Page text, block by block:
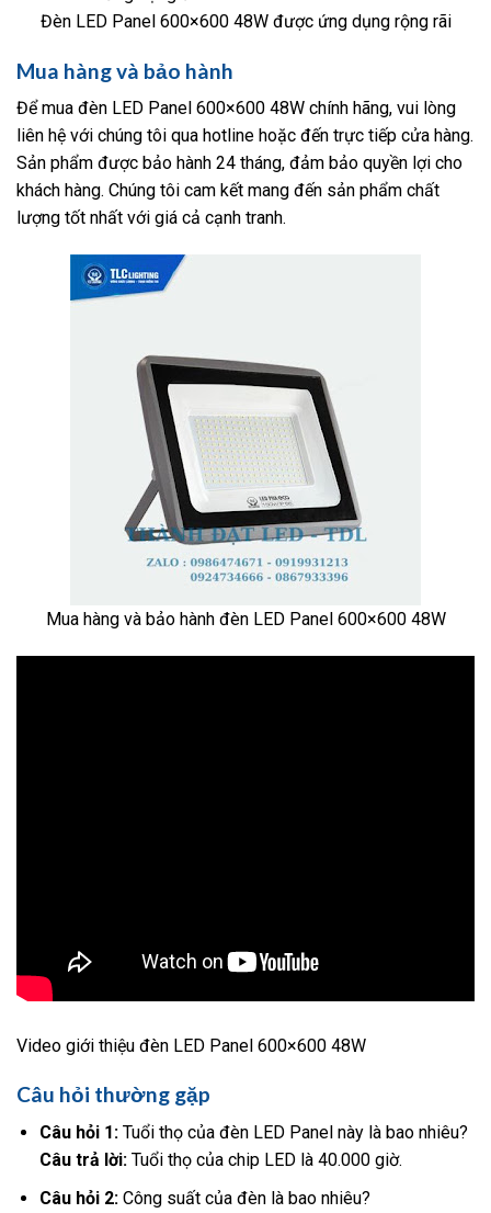
Đèn LED Panel 600×600 48W được ứng dụng rộng rãi
Mua hàng và bảo hành
Để mua đèn LED Panel 600×600 48W chính hãng, vui lòng
liên hệ với chúng tôi qua hotline hoặc đến trực tiếp cửa hàng.
Sản phẩm được bảo hành 24 tháng, đảm bảo quyền lợi cho
khách hàng. Chúng tôi cam kết mang đến sản phẩm chất
lượng tốt nhất với giá cả cạnh tranh.
Mua hàng và bảo hành đèn LED Panel 600×600 48W
Video giới thiệu đèn LED Panel 600×600 48W
Câu hỏi thường gặp
Câu hỏi 1:Tuổi thọ của đèn LED Panel này là bao nhiêu?
Câu trả lời:Tuổi thọ của chip LED là 40.000 giờ.
Câu hỏi 2:Công suất của đèn là bao nhiêu?